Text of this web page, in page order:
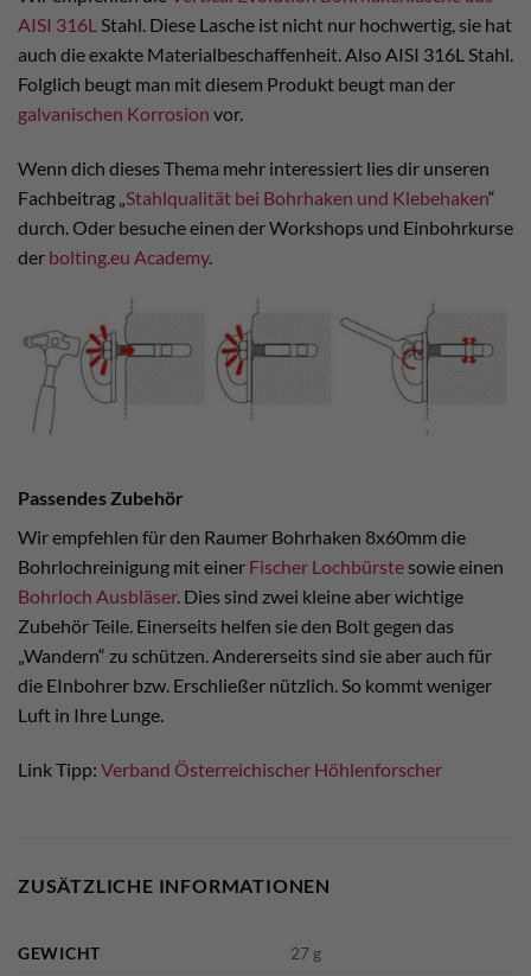
AISI 316L Stahl. Diese Lasche ist nicht nur hochwertig, sie hat
auch die exakte Materialbeschaffenheit. Also AISI 316L Stahl.
Folglich beugt man mit diesem Produkt beugt man der
galvanischen Korrosion vor.
Wenn dich dieses Thema mehr interessiert lies dir unseren
Fachbeitrag „Stahlqualität bei Bohrhaken und Klebehaken“
durch. Oder besuche einen der Workshops und Einbohrkurse
der bolting.eu Academy.
Passendes Zubehör
Wir empfehlen für den Raumer Bohrhaken 8x60mm die
Bohrlochreinigung mit einer Fischer Lochbürste sowie einen
Bohrloch Ausbläser. Dies sind zwei kleine aber wichtige
Zubehör Teile. Einerseits helfen sie den Bolt gegen das
„Wandern“ zu schützen. Andererseits sind sie aber auch für
die EInbohrer bzw. Erschließer nützlich. So kommt weniger
Luft in Ihre Lunge.
Link Tipp: Verband Österreichischer Höhlenforscher
ZUSÄTZLICHE INFORMATIONEN
GEWICHT
27 g